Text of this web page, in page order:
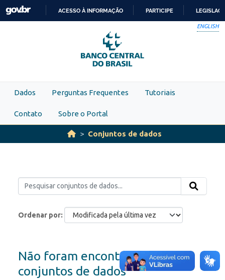
Skip to main content
PARA
O
CONTEÚDO
ACESSO À INFORMAÇÃO PARTICIPE
ENGLISH
Dados Perguntas Frequentes Tutoriais
Contato Sobre o Portal
Conjuntos de dados
Ordenar por
Não foram encontrados
conjuntos de dados